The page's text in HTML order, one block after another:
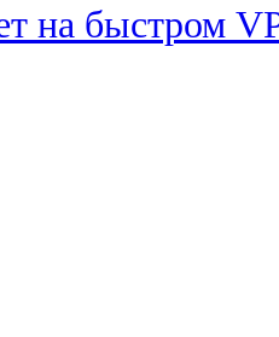
на быстром